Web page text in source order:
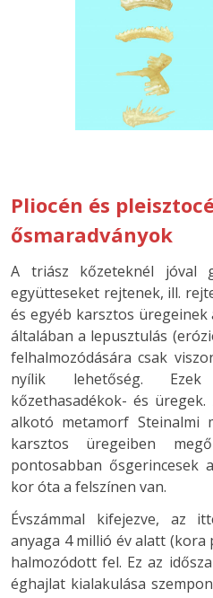
Pliocén és
ősmaradványok
A triász kőzeteknél jóval
együtteseket rejtenek, ill.
és egyéb karsztos
általában a lepusztulás
felhalmozódására csak
nyílik lehetőség.
kőzethasadékok- és
alkotó metamorf Steinalmi
karsztos üregeiben
pontosabban ősgerincesek
kor óta a felszínen van.
Évszámmal kifejezve, az
anyaga 4 millió év alatt (kora
halmozódott fel. Ez az
éghajlat kialakulása